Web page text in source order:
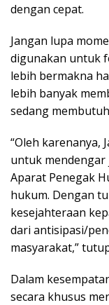
dengan cepat.
Jangan lupa
digunakan untuk
lebih bermakna
lebih banyak
sedang
“Oleh karenanya,
untuk mendengar
Aparat Penegak
hukum. Dengan
kesejahteraan
dari antisipasi/
masyarakat,”
Dalam
secara khusus